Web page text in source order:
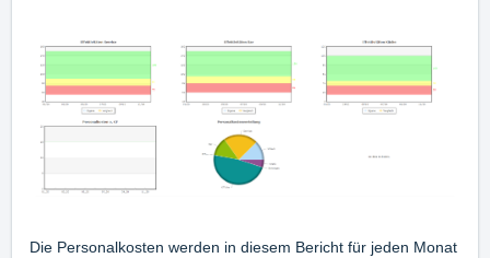
Die Personalkosten werden in diesem Bericht für jeden Monat